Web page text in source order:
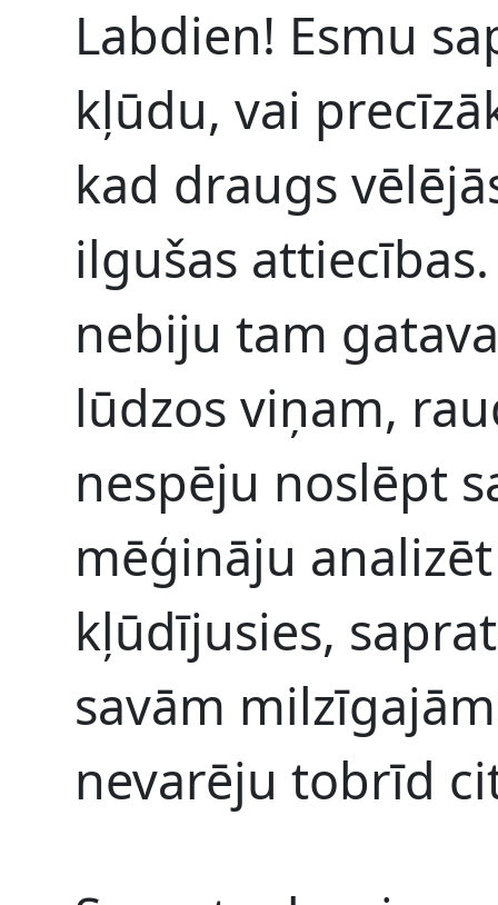
Labdien! Esmu
kļūdu, vai
kad draugs
ilgušas
nebiju tam
lūdzos viņam,
nespēju noslēpt
mēģināju
kļūdījusies,
savām
nevarēju tobrīd